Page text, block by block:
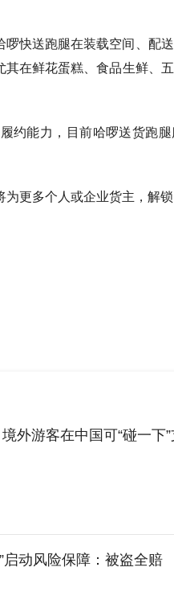
快送跑腿在装载空间、配
在鲜花蛋糕、食品生鲜、
约能力，目前哈啰送货跑
更多个人或企业货主，解
外游客在中国可“碰一下
启动风险保障：被盗全赔